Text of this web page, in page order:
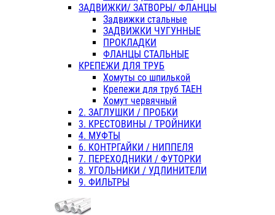
ЗАДВИЖКИ/ ЗАТВОРЫ/ ФЛАНЦЫ
Задвижки стальные
ЗАДВИЖКИ ЧУГУННЫЕ
ПРОКЛАДКИ
ФЛАНЦЫ СТАЛЬНЫЕ
КРЕПЕЖИ ДЛЯ ТРУБ
Хомуты со шпилькой
Крепежи для труб ТАЕН
Хомут червячный
2. ЗАГЛУШКИ / ПРОБКИ
3. КРЕСТОВИНЫ / ТРОЙНИКИ
4. МУФТЫ
6. КОНТРГАЙКИ / НИППЕЛЯ
7. ПЕРЕХОДНИКИ / ФУТОРКИ
8. УГОЛЬНИКИ / УДЛИНИТЕЛИ
9. ФИЛЬТРЫ